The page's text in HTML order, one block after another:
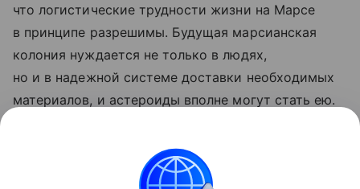
что логистические трудности жизни на Марсе
в принципе разрешимы. Будущая марсианская
колония нуждается не только в людях,
но и в надежной системе доставки необходимых
материалов, и астероиды вполне могут стать ею.
высадки на Марс рядом с источником воды.